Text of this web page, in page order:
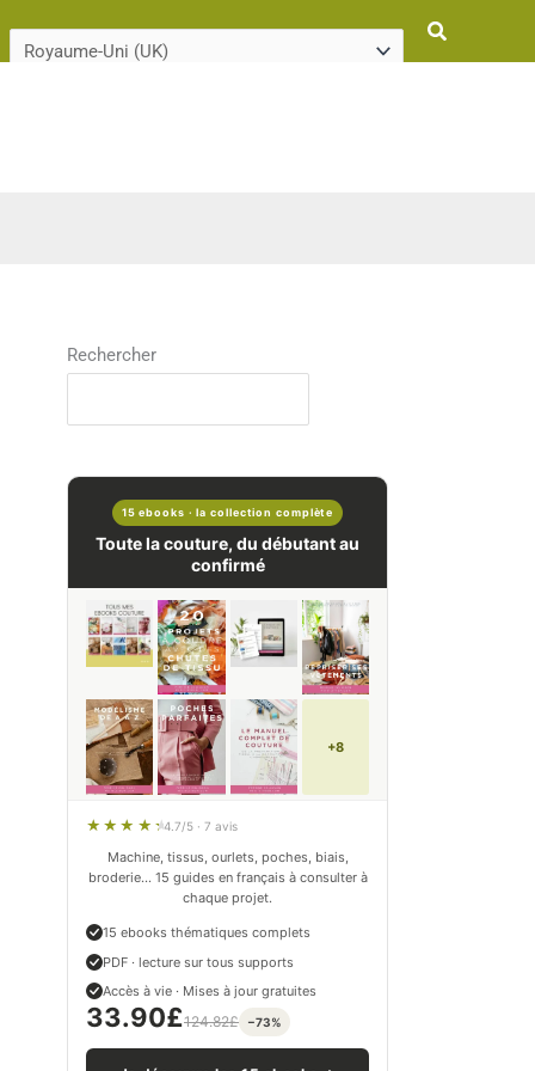
Rechercher
Rechercher
15 ebooks · la collection complète
Toute la couture, du débutant au
confirmé
+8
4.7/5 · 7 avis
Machine, tissus, ourlets, poches, biais,
broderie… 15 guides en français à consulter à
chaque projet.
15 ebooks thématiques complets
PDF · lecture sur tous supports
Accès à vie · Mises à jour gratuites
33.90£124.82£ −73%